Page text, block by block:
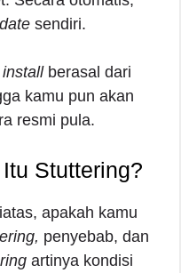
sendiri.
installberasal dari
kamu pun akan
resmi pula.
Stuttering?
apakah kamu
penyebab, dan
artinya kondisi